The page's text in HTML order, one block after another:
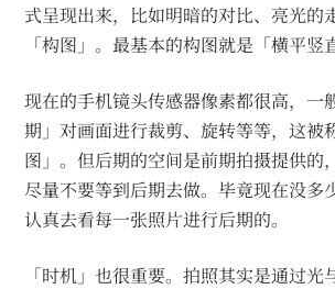
式呈现出来，比如明暗的对比、亮光的
「构图」。最基本的构图就是「横平竖
现在的手机镜头传感器像素都很高，一
期」对画面进行裁剪、旋转等等，这被
图」。但后期的空间是前期拍摄提供的
尽量不要等到后期去做。毕竟现在没多
认真去看每一张照片进行后期的。
「时机」也很重要。拍照其实是通过光